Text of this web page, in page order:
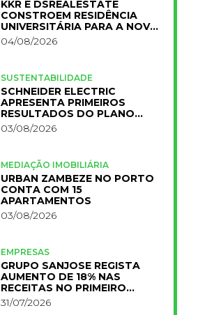
KKR E DSREALESTATE
CONSTROEM RESIDÊNCIA
UNIVERSITÁRIA PARA A NOVA
FCT
04/08/2026
SUSTENTABILIDADE
SCHNEIDER ELECTRIC
APRESENTA PRIMEIROS
RESULTADOS DO PLANO
IMPACT 2030
03/08/2026
MEDIAÇÃO IMOBILIÁRIA
URBAN ZAMBEZE NO PORTO
CONTA COM 15
APARTAMENTOS
03/08/2026
EMPRESAS
GRUPO SANJOSE REGISTA
AUMENTO DE 18% NAS
RECEITAS NO PRIMEIRO
SEMESTRE
31/07/2026